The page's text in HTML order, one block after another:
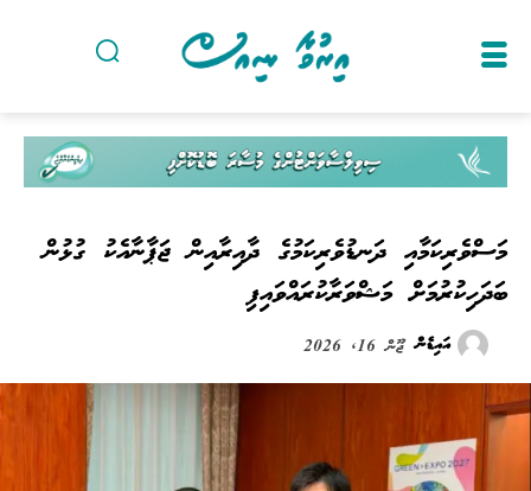
މަސްވެރިކަމާއި ދަނޑުވެރިކަމުގެ ދާއިރާއިން ޖަޕާނާއެކު ގުޅުން
ބަދަހިކުރުމަށް މަޝްވަރާކުރައްވައިފި
އައިޑެން ޖޫން 16, 2026